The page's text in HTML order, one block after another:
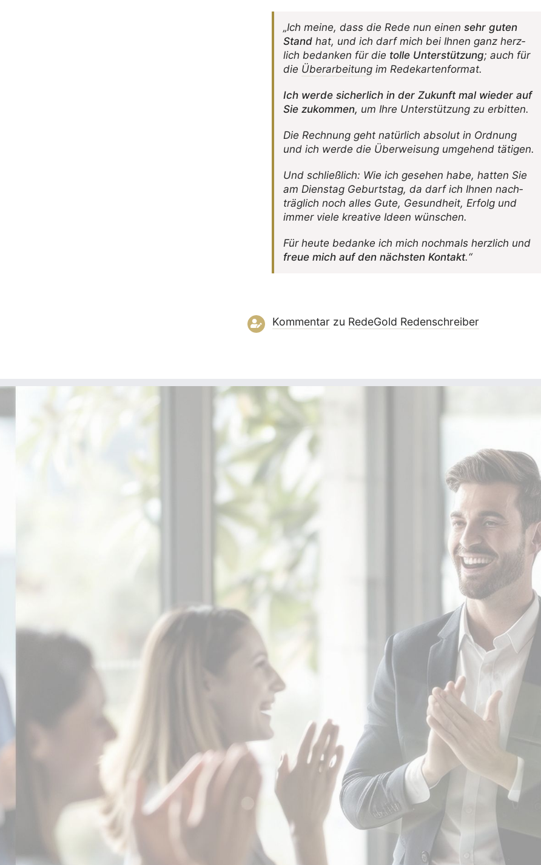
„Ich meine, dass die Rede nun einen sehr guten
Standhat, und ich darf mich bei Ihnen ganz herz­
lich bedanken für die tolle Unter­stüt­zung; auch für
die Über­ar­bei­tungim Redekartenformat.
Ich werde sicher­lich in der Zukunft mal wieder auf
Sie zukommen, um Ihre Unter­stüt­zung zu erbitten.
Die Rech­nung geht natür­lich absolut in Ordnung
und ich werde die Über­wei­sung umge­hend tätigen.
Und schließ­lich: Wie ich gesehen habe, hatten Sie
am Dienstag Geburtstag, da darf ich Ihnen nach­
träg­lich noch alles Gute, Gesund­heit, Erfolg und
immer viele krea­tive Ideen wünschen.
Für heute bedanke ich mich noch­mals herz­lich und
freue mich auf den nächsten Kontakt.“
Kommentarzu RedeGold Reden­schreiber